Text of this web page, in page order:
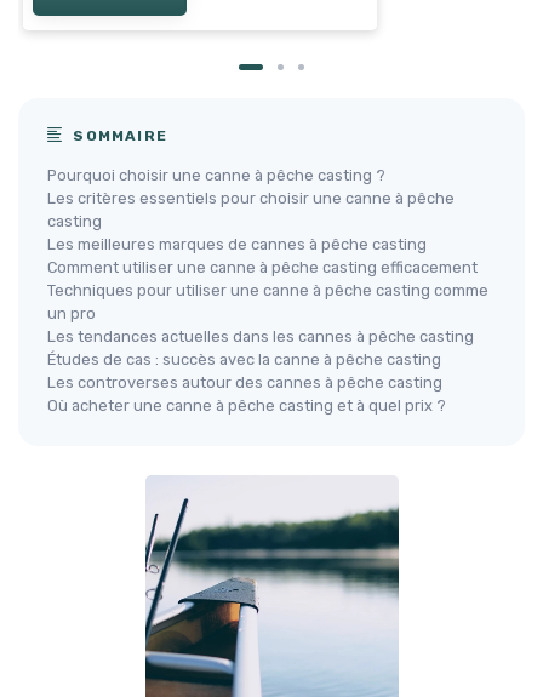
SOMMAIRE
Pourquoi choisir une canne à pêche casting ?
Les critères essentiels pour choisir une canne à pêche
casting
Les meilleures marques de cannes à pêche casting
Comment utiliser une canne à pêche casting efficacement
Techniques pour utiliser une canne à pêche casting comme
un pro
Les tendances actuelles dans les cannes à pêche casting
Études de cas : succès avec la canne à pêche casting
Les controverses autour des cannes à pêche casting
Où acheter une canne à pêche casting et à quel prix ?